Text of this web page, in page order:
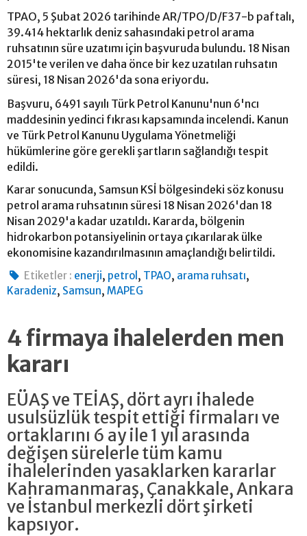
TPAO, 5 Şubat 2026 tarihinde AR/TPO/D/F37-b paftalı,
39.414 hektarlık deniz sahasındaki petrol arama
ruhsatının süre uzatımı için başvuruda bulundu. 18 Nisan
2015'te verilen ve daha önce bir kez uzatılan ruhsatın
süresi, 18 Nisan 2026'da sona eriyordu.
Başvuru, 6491 sayılı Türk Petrol Kanunu'nun 6'ncı
maddesinin yedinci fıkrası kapsamında incelendi. Kanun
ve Türk Petrol Kanunu Uygulama Yönetmeliği
hükümlerine göre gerekli şartların sağlandığı tespit
edildi.
Karar sonucunda, Samsun KSİ bölgesindeki söz konusu
petrol arama ruhsatının süresi 18 Nisan 2026'dan 18
Nisan 2029'a kadar uzatıldı. Kararda, bölgenin
hidrokarbon potansiyelinin ortaya çıkarılarak ülke
ekonomisine kazandırılmasının amaçlandığı belirtildi.
Etiketler : enerji, petrol , TPAO, arama ruhsatı,
Karadeniz, Samsun, MAPEG
4 firmaya ihalelerden men
kararı
EÜAŞ ve TEİAŞ, dört ayrı ihalede
usulsüzlük tespit ettiği firmaları ve
ortaklarını 6 ay ile 1 yıl arasında
değişen sürelerle tüm kamu
ihalelerinden yasaklarken kararlar
Kahramanmaraş, Çanakkale, Ankara
ve İstanbul merkezli dört şirketi
kapsıyor.